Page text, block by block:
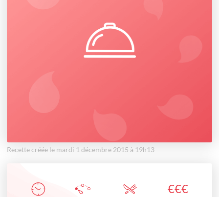
Recette créée le mardi 1 décembre 2015 à 19h13
€€€